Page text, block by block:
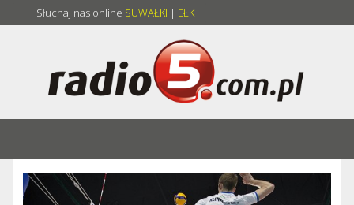
Słuchaj nas online SUWAŁKI | EŁK